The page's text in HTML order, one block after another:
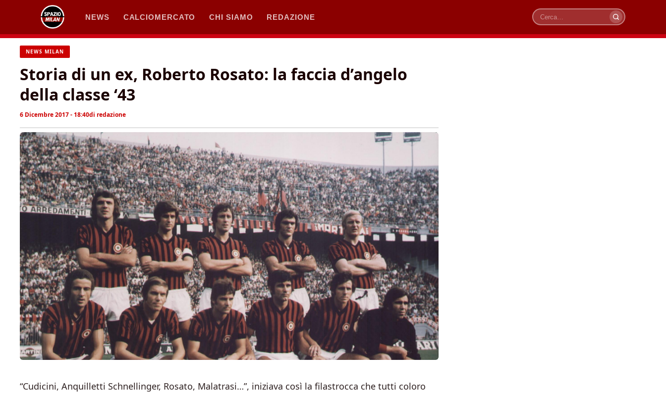
contenuto
NEWS CALCIOMERCATO CHI SIAMO REDAZIONE
Cerca
NEWS MILAN
Storia di un ex, Roberto Rosato: la faccia d’angelo
della classe ‘43
6 Dicembre 2017 - 18:40di redazione
“Cudicini, Anquilletti Schnellinger, Rosato, Malatrasi…”, iniziava così la filastrocca che tutti coloro